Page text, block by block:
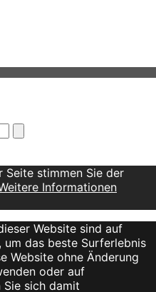
stimmen Sie der
Informationen
Website sind auf
das beste Surferlebnis
Website ohne Änderung
oder auf
sich damit